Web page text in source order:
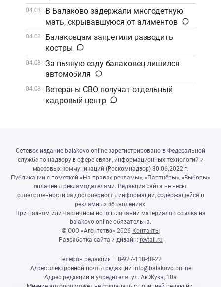
04.08
В Балаково задержали многодетную
мать, скрывавшуюся от алиментов
04.08
Балаковцам запретили разводить
костры
04.08
За пьяную езду балаковец лишился
автомобиля
04.08
Ветераны СВО получат отдельный
кадровый центр
Сетевое издание balakovo.online зарегистрировано в Федеральной
службе по надзору в сфере связи, информационных технологий и
массовых коммуникаций (Роскомнадзор) 30.06.2022 г.
Публикации с пометкой «На правах рекламы», «Партнёры», «Выборы»
оплачены рекламодателями. Редакция сайта не несёт
ответственности за достоверность информации, содержащейся в
рекламных объявлениях.
При полном или частичном использовании материалов ссылка на
balakovo.online обязательна.
© ООО «Агентство» 2026 Контакты
Разработка сайта и дизайн: revtail.ru
Телефон редакции – 8-927-118-48-22
Адрес электронной почты редакции info@balakovo.online
Адрес редакции и учредителя: ул. Ак.Жука, 10а